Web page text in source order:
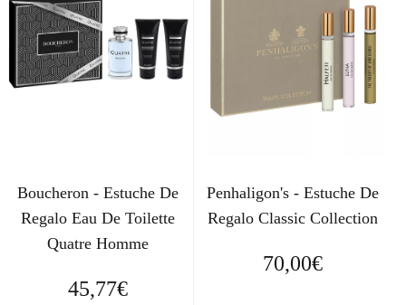
Boucheron - Estuche De
Regalo Eau De Toilette
Quatre Homme
45,77€
Penhaligon's - Estuche De
Regalo Classic Collection
70,00€